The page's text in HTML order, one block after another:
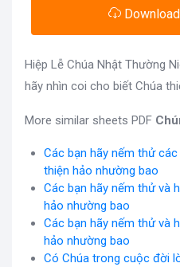
Download
Hiệp Lễ Chúa Nhật Thường
hãy nhìn coi cho biết Chúa
More similar sheets PDF
Các bạn hãy nếm thử
thiện hảo nhường bao
Các bạn hãy nếm thử và
hảo nhường bao
Các bạn hãy nếm thử và
hảo nhường bao
Có Chúa trong cuộc đời